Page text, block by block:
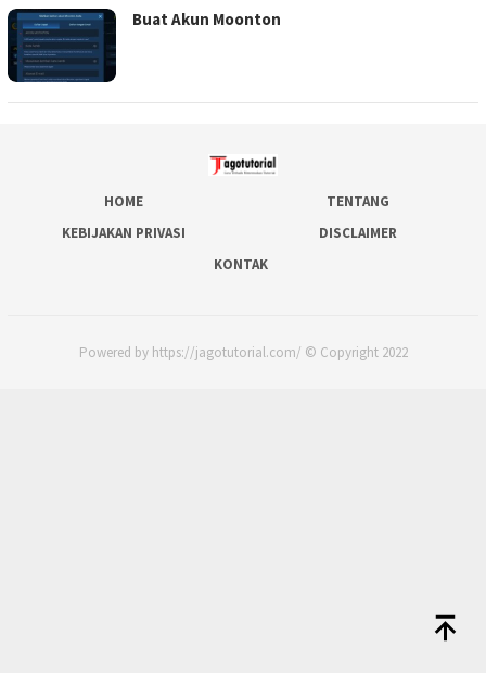
Buat Akun Moonton
HOME
TENTANG
KEBIJAKAN PRIVASI
DISCLAIMER
KONTAK
Powered by https://jagotutorial.com/ © Copyright 2022